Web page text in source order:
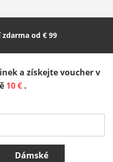
Italien (Deutsch)
Norge
země
zdarma od € 99
a získejte voucher v
10 € .
Dámské